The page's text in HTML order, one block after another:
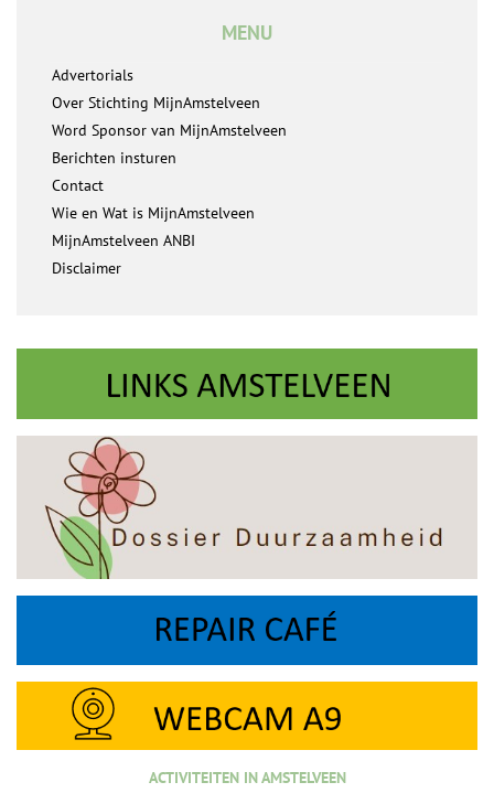
MENU
Advertorials
Over Stichting MijnAmstelveen
Word Sponsor van MijnAmstelveen
Berichten insturen
Contact
Wie en Wat is MijnAmstelveen
MijnAmstelveen ANBI
Disclaimer
ACTIVITEITEN IN AMSTELVEEN